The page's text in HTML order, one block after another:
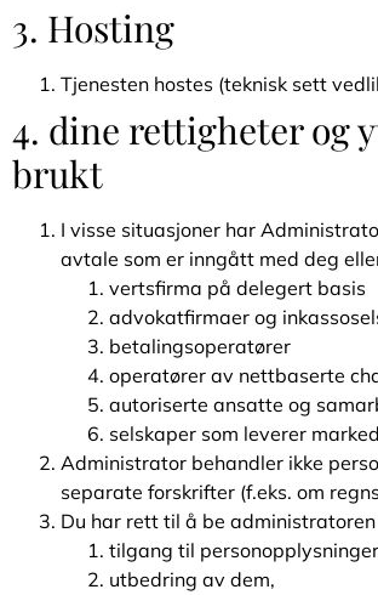
3. Hosting
Tjenesten hostes (teknisk sett
4. dine rettigheter og
brukt
I visse situasjoner har
avtale som er inngått med deg
vertsfirma på delegert basis
advokatfirmaer og
betalingsoperatører
operatører av nettbaserte
autoriserte ansatte og
selskaper som leverer
Administrator behandler ikke
separate forskrifter (f.eks. om
Du har rett til å be
tilgang til
utbedring av dem,